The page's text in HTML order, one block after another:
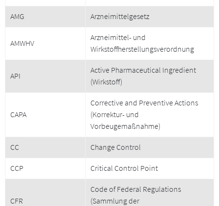
AMG Arzneimittelgesetz
AMWHV
Arzneimittel- und
Wirkstoffherstellungsverordnung
API
Active Pharmaceutical Ingredient
(Wirkstoff)
CAPA
Corrective and Preventive Actions
(Korrektur- und
Vorbeugemaßnahme)
CC Change Control
CCP Critical Control Point
CFR
Code of Federal Regulations
(Sammlung der